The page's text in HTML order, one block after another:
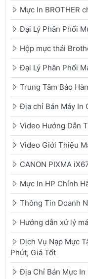
Mực In BROTHER
Đại Lý Phân Phối
Hộp mực thải
Đại Lý Phân Phối
Trung Tâm Bảo
Địa chỉ Bán Máy In
Video Hướng Dẫn
Video Giới Thiệu
CANON PIXMA
Mực In HP Chính
Thông Tin Doanh
Hướng dẫn xử lý
Dịch Vụ Nạp Mực
Phút, Giá Tốt
Địa Chỉ Bán Mực In